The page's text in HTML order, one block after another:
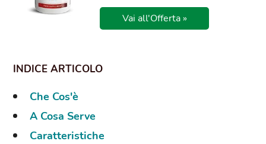
Vai all'Offerta »
Che Cos'è
A Cosa Serve
Caratteristiche